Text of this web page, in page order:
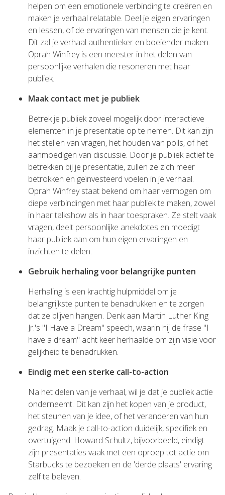
helpen om een emotionele verbinding te creëren en
maken je verhaal relatable. Deel je eigen ervaringen
en lessen, of de ervaringen van mensen die je kent.
Dit zal je verhaal authentieker en boeiender maken.
Oprah Winfrey is een meester in het delen van
persoonlijke verhalen die resoneren met haar
publiek.
Maak contact met je publiek
Betrek je publiek zoveel mogelijk door interactieve
elementen in je presentatie op te nemen. Dit kan zijn
het stellen van vragen, het houden van polls, of het
aanmoedigen van discussie. Door je publiek actief te
betrekken bij je presentatie, zullen ze zich meer
betrokken en geïnvesteerd voelen in je verhaal.
Oprah Winfrey staat bekend om haar vermogen om
diepe verbindingen met haar publiek te maken, zowel
in haar talkshow als in haar toespraken. Ze stelt vaak
vragen, deelt persoonlijke anekdotes en moedigt
haar publiek aan om hun eigen ervaringen en
inzichten te delen.
Gebruik herhaling voor belangrijke punten
Herhaling is een krachtig hulpmiddel om je
belangrijkste punten te benadrukken en te zorgen
dat ze blijven hangen. Denk aan Martin Luther King
Jr.'s "I Have a Dream" speech, waarin hij de frase "I
have a dream" acht keer herhaalde om zijn visie voor
gelijkheid te benadrukken.
Eindig met een sterke call-to-action
Na het delen van je verhaal, wil je dat je publiek actie
onderneemt. Dit kan zijn het kopen van je product,
het steunen van je idee, of het veranderen van hun
gedrag. Maak je call-to-action duidelijk, specifiek en
overtuigend. Howard Schultz, bijvoorbeeld, eindigt
zijn presentaties vaak met een oproep tot actie om
Starbucks te bezoeken en de 'derde plaats' ervaring
zelf te beleven.